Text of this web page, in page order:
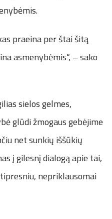
praeina per štai šitą
asmenybėmis“, – sako
sielos gelmes,
glūdi žmogaus gebėjime
net sunkių iššūkių
į gilesnį dialogą apie tai,
nepriklausomai